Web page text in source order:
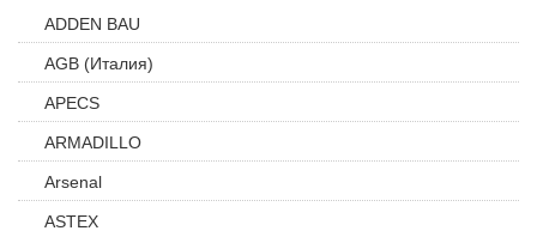
ADDEN BAU
AGB (Италия)
APECS
ARMADILLO
Arsenal
ASTEX